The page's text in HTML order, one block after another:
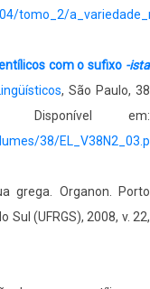
tomo_2/
com o sufixo -ista
, São Paulo, 38
Disponível em:
38/
grega. Organon. Porto
Sul (UFRGS), 2008, v. 22,